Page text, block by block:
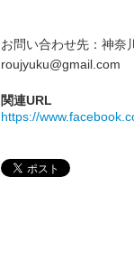
お問い合わせ先：神奈
roujyuku@gmail.com
関連URL
https://